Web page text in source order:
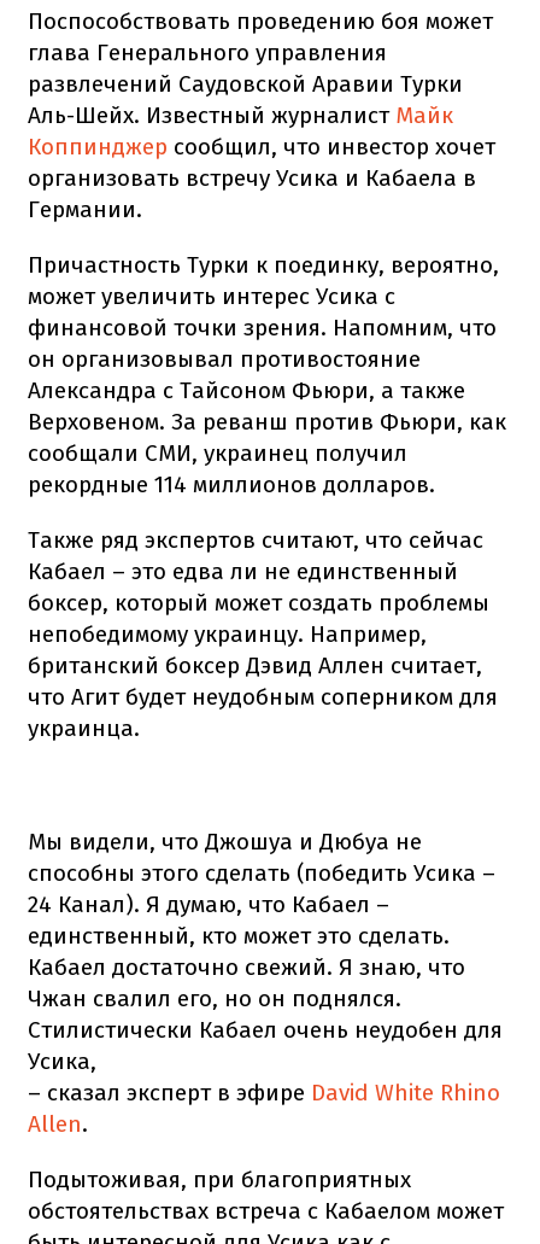
Поспособствовать проведению боя может
глава Генерального управления
развлечений Саудовской Аравии Турки
Аль-Шейх. Известный журналистМайк
Коппинджер сообщил, что инвестор хочет
организовать встречу Усика и Кабаела в
Германии.
Причастность Турки к поединку, вероятно,
может увеличить интерес Усика с
финансовой точки зрения. Напомним, что
он организовывал противостояние
Александра с Тайсоном Фьюри, а также
Верховеном. За реванш против Фьюри, как
сообщали СМИ, украинец получил
рекордные 114 миллионов долларов.
Также ряд экспертов считают, что сейчас
Кабаел – это едва ли не единственный
боксер, который может создать проблемы
непобедимому украинцу. Например,
британский боксер Дэвид Аллен считает,
что Агит будет неудобным соперником для
украинца.
Мы видели, что Джошуа и Дюбуа не
способны этого сделать (победить Усика –
24 Канал). Я думаю, что Кабаел –
единственный, кто может это сделать.
Кабаел достаточно свежий. Я знаю, что
Чжан свалил его, но он поднялся.
Стилистически Кабаел очень неудобен для
Усика,
– сказал эксперт в эфире David White Rhino
Allen.
Подытоживая, при благоприятных
обстоятельствах встреча с Кабаелом может